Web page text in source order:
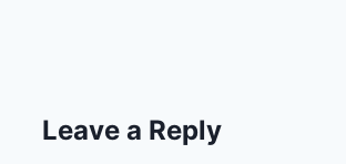
Leave a Reply